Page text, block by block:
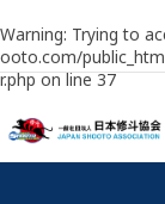
Warning: Trying to
ooto.com/
r.phpon line37